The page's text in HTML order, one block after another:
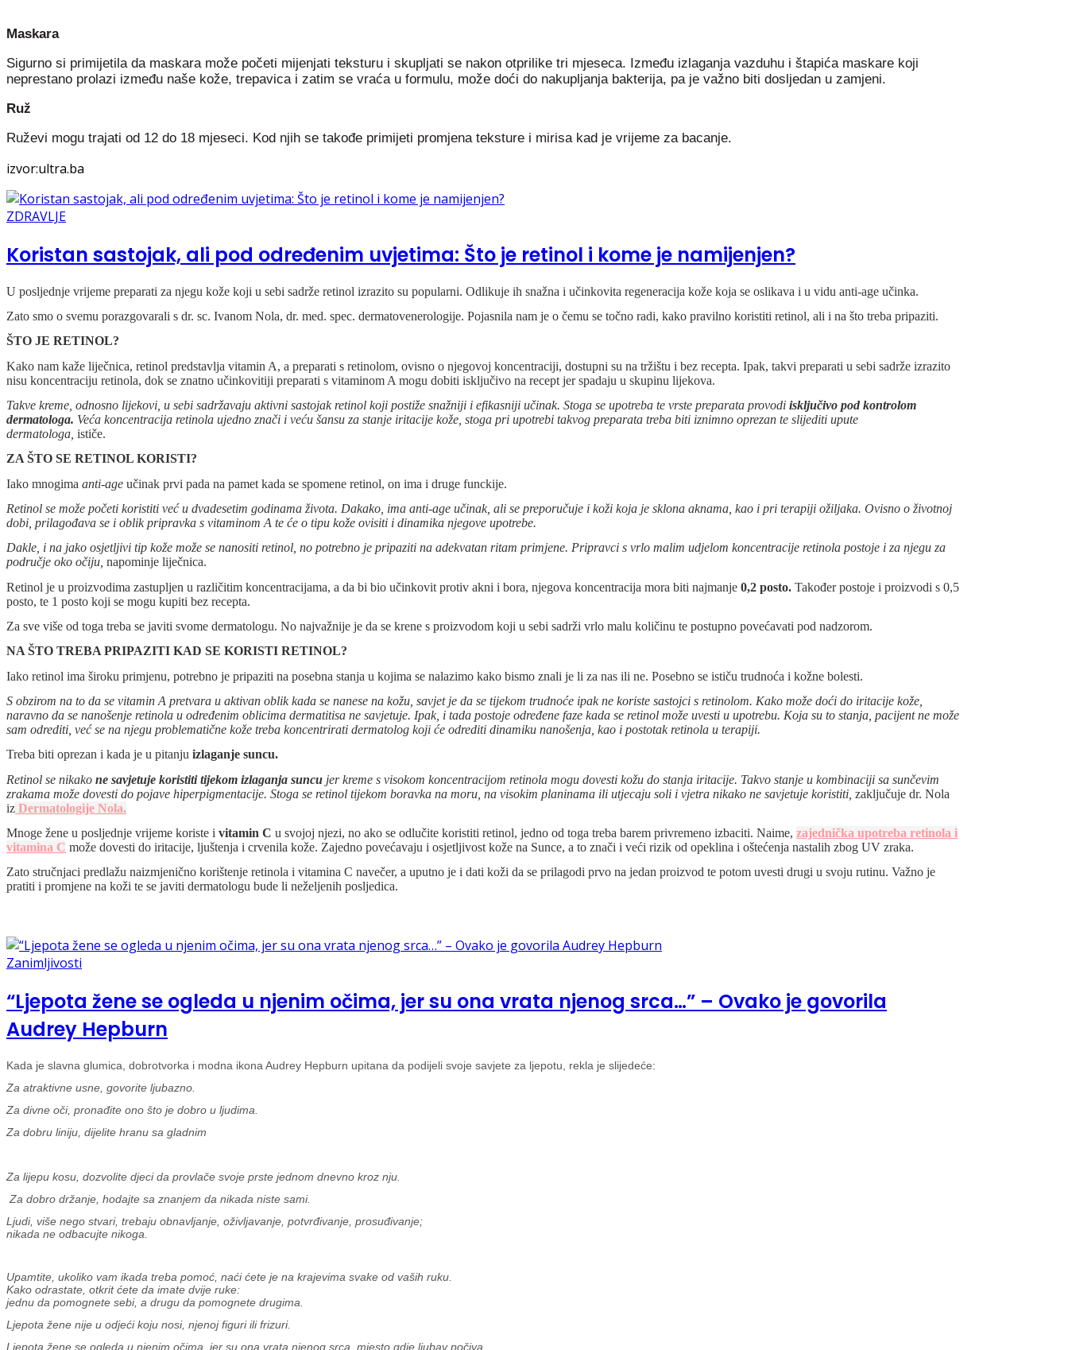
Maskara
Sigurno si primijetila da maskara može početi mijenjati teksturu i skupljati se nakon otprilike tri mjeseca. Između izlaganja vazduhu i štapića maskare koji
neprestano prolazi između naše kože, trepavica i zatim se vraća u formulu, može doći do nakupljanja bakterija, pa je važno biti dosljedan u zamjeni.
Ruž
Ruževi mogu trajati od 12 do 18 mjeseci. Kod njih se takođe primijeti promjena teksture i mirisa kad je vrijeme za bacanje.
izvor:ultra.ba
ZDRAVLJE
Koristan sastojak, ali pod određenim uvjetima: Što je retinol i kome je namijenjen?
U posljednje vrijeme preparati za njegu kože koji u sebi sadrže retinol izrazito su popularni. Odlikuje ih snažna i učinkovita regeneracija kože koja se oslikava i u vidu anti-age učinka.
Zato smo o svemu porazgovarali s dr. sc. Ivanom Nola, dr. med. spec. dermatovenerologije. Pojasnila nam je o čemu se točno radi, kako pravilno koristiti retinol, ali i na što treba pripaziti.
ŠTO JE RETINOL?
Kako nam kaže liječnica, retinol predstavlja vitamin A, a preparati s retinolom, ovisno o njegovoj koncentraciji, dostupni su na tržištu i bez recepta. Ipak, takvi preparati u sebi sadrže izrazito
nisu koncentraciju retinola, dok se znatno učinkovitiji preparati s vitaminom A mogu dobiti isključivo na recept jer spadaju u skupinu lijekova.
Takve kreme, odnosno lijekovi, u sebi sadržavaju aktivni sastojak retinol koji postiže snažniji i efikasniji učinak. Stoga se upotreba te vrste preparata provodi isključivo pod kontrolom
dermatologa. Veća koncentracija retinola ujedno znači i veću šansu za stanje iritacije kože, stoga pri upotrebi takvog preparata treba biti iznimno oprezan te slijediti upute
dermatologa, ističe.
ZA ŠTO SE RETINOL KORISTI?
Iako mnogima anti-age učinak prvi pada na pamet kada se spomene retinol, on ima i druge funckije.
Retinol se može početi koristiti već u dvadesetim godinama života. Dakako, ima anti-age učinak, ali se preporučuje i koži koja je sklona aknama, kao i pri terapiji ožiljaka. Ovisno o životnoj
dobi, prilagođava se i oblik pripravka s vitaminom A te će o tipu kože ovisiti i dinamika njegove upotrebe.
Dakle, i na jako osjetljivi tip kože može se nanositi retinol, no potrebno je pripaziti na adekvatan ritam primjene. Pripravci s vrlo malim udjelom koncentracije retinola postoje i za njegu za
područje oko očiju, napominje liječnica.
Retinol je u proizvodima zastupljen u različitim koncentracijama, a da bi bio učinkovit protiv akni i bora, njegova koncentracija mora biti najmanje 0,2 posto. Također postoje i proizvodi s 0,5
posto, te 1 posto koji se mogu kupiti bez recepta.
Za sve više od toga treba se javiti svome dermatologu. No najvažnije je da se krene s proizvodom koji u sebi sadrži vrlo malu količinu te postupno povećavati pod nadzorom.
NA ŠTO TREBA PRIPAZITI KAD SE KORISTI RETINOL?
Iako retinol ima široku primjenu, potrebno je pripaziti na posebna stanja u kojima se nalazimo kako bismo znali je li za nas ili ne. Posebno se ističu trudnoća i kožne bolesti.
S obzirom na to da se vitamin A pretvara u aktivan oblik kada se nanese na kožu, savjet je da se tijekom trudnoće ipak ne koriste sastojci s retinolom. Kako može doći do iritacije kože,
naravno da se nanošenje retinola u određenim oblicima dermatitisa ne savjetuje. Ipak, i tada postoje određene faze kada se retinol može uvesti u upotrebu. Koja su to stanja, pacijent ne može
sam odrediti, već se na njegu problematične kože treba koncentrirati dermatolog koji će odrediti dinamiku nanošenja, kao i postotak retinola u terapiji.
Treba biti oprezan i kada je u pitanju izlaganje suncu.
Retinol se nikako ne savjetuje koristiti tijekom izlaganja suncu jer kreme s visokom koncentracijom retinola mogu dovesti kožu do stanja iritacije. Takvo stanje u kombinaciji sa sunčevim
zrakama može dovesti do pojave hiperpigmentacije. Stoga se retinol tijekom boravka na moru, na visokim planinama ili utjecaju soli i vjetra nikako ne savjetuje koristiti, zaključuje dr. Nola
iz Dermatologije Nola.
Mnoge žene u posljednje vrijeme koriste i vitamin C u svojoj njezi, no ako se odlučite koristiti retinol, jedno od toga treba barem privremeno izbaciti. Naime, zajednička upotreba retinola i
vitamina C može dovesti do iritacije, ljuštenja i crvenila kože. Zajedno povećavaju i osjetljivost kože na Sunce, a to znači i veći rizik od opeklina i oštećenja nastalih zbog UV zraka.
Zato stručnjaci predlažu naizmjenično korištenje retinola i vitamina C navečer, a uputno je i dati koži da se prilagodi prvo na jedan proizvod te potom uvesti drugi u svoju rutinu. Važno je
pratiti i promjene na koži te se javiti dermatologu bude li neželjenih posljedica.
Zanimljivosti
“Ljepota žene se ogleda u njenim očima, jer su ona vrata njenog srca…” – Ovako je govorila
Audrey Hepburn
Kada je slavna glumica, dobrotvorka i modna ikona Audrey Hepburn upitana da podijeli svoje savjete za ljepotu, rekla je slijedeće:
Za atraktivne usne, govorite ljubazno.
Za divne oči, pronađite ono što je dobro u ljudima.
Za dobru liniju, dijelite hranu sa gladnim
Za lijepu kosu, dozvolite djeci da provlače svoje prste jednom dnevno kroz nju.
Za dobro držanje, hodajte sa znanjem da nikada niste sami.
Ljudi, više nego stvari, trebaju obnavljanje, oživljavanje, potvrđivanje, prosuđivanje;
nikada ne odbacujte nikoga.
Upamtite, ukoliko vam ikada treba pomoć, naći ćete je na krajevima svake od vaših ruku.
Kako odrastate, otkrit ćete da imate dvije ruke:
jednu da pomognete sebi, a drugu da pomognete drugima.
Ljepota žene nije u odjeći koju nosi, njenoj figuri ili frizuri.
Ljepota žene se ogleda u njenim očima, jer su ona vrata njenog srca, mjesto gdje ljubav počiva.